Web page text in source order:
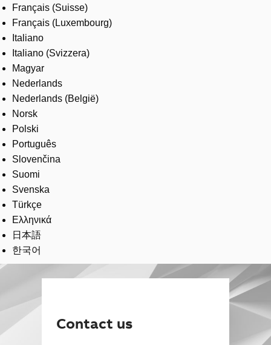
Français (Suisse)
Français (Luxembourg)
Italiano
Italiano (Svizzera)
Magyar
Nederlands
Nederlands (België)
Norsk
Polski
Português
Slovenčina
Suomi
Svenska
Türkçe
Ελληνικά
日本語
한국어
Contact us